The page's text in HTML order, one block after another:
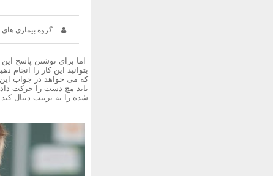
گروه بیماری
اما برای نوشتن پاسخ
بتوانید این کار را انجام
که می خواهد در جواب
باید مچ دست را حرکت
شده را به ترتیب دنبال